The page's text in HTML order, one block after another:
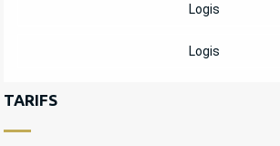
Logis
Logis
TARIFS